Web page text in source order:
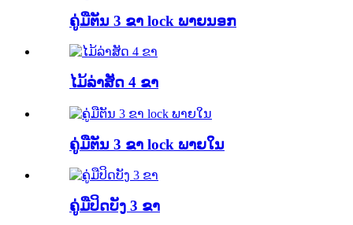
ຄູ່ມືຕັນ 3 ຂາ lock ພາຍນອກ
ໄມ້ລ່າສັດ 4 ຂາ
ຄູ່ມືຕັນ 3 ຂາ lock ພາຍໃນ
ຄູ່ມືປິດບັງ 3 ຂາ